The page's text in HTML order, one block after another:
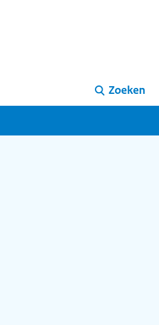
Zoeken